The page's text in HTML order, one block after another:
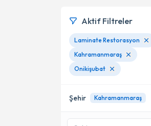
Aktif Filtreler
Laminate Restorasyon
Kahramanmaraş
Onikişubat
Şehir Kahramanmaraş